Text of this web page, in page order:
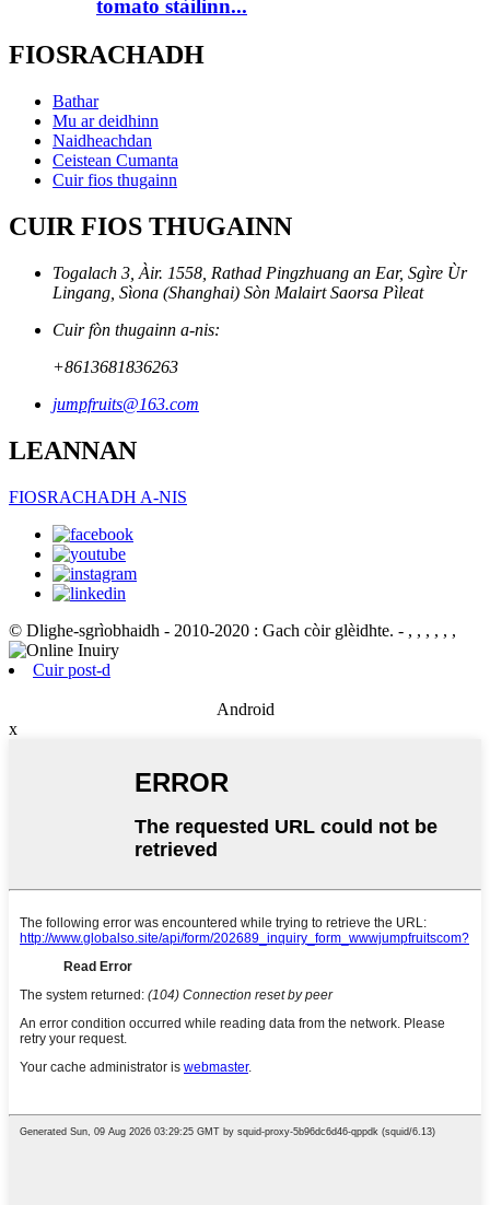
tomato stàilinn...
FIOSRACHADH
Bathar
Mu ar deidhinn
Naidheachdan
Ceistean Cumanta
Cuir fios thugainn
CUIR FIOS THUGAINN
Togalach 3, Àir. 1558, Rathad Pingzhuang an Ear, Sgìre Ùr
Lingang, Sìona (Shanghai) Sòn Malairt Saorsa Pìleat
Cuir fòn thugainn a-nis:
+8613681836263
jumpfruits@163.com
LEANNAN
FIOSRACHADH A-NIS
© Dlighe-sgrìobhaidh - 2010-2020 : Gach còir glèidhte. - , , , , , ,
Cuir post-d
Android
x